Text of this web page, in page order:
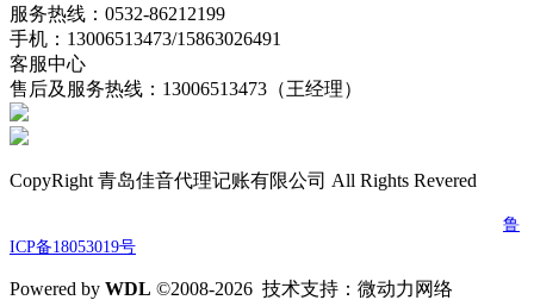
服务热线：0532-86212199
手机：13006513473/15863026491
客服中心
售后及服务热线：13006513473（王经理）
CopyRight 青岛佳音代理记账有限公司 All Rights Revered
鲁
ICP备18053019号
Powered by WDL ©2008-2026 技术支持：微动力网络